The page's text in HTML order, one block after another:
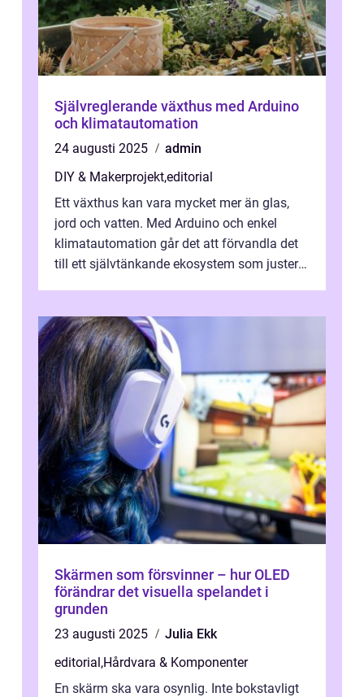
Självreglerande växthus med Arduino
och klimatautomation
24 augusti 2025
admin
DIY & Makerprojekt,editorial
Ett växthus kan vara mycket mer än glas,
jord och vatten. Med Arduino och enkel
klimatautomation går det att förvandla det
till ett självtänkande ekosystem som justerar
Skärmen som försvinner – hur OLED
förändrar det visuella spelandet i
grunden
23 augusti 2025
Julia Ekk
editorial,Hårdvara & Komponenter
En skärm ska vara osynlig. Inte bokstavligt